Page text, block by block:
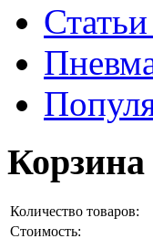
Корзина
Количество товаров:
Стоимость: